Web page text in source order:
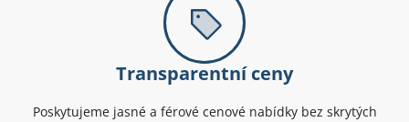
Transparentní ceny
Poskytujeme jasné a férové cenové nabídky bez skrytých